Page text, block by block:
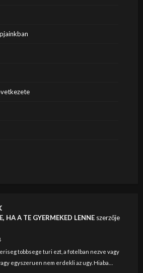
HA A TE GYERMEKED LENNEszerzője
tobbsege turi ezt, a fotelban nezve vagy
egyszeruen nem erdekli az ugy. Hiaba…